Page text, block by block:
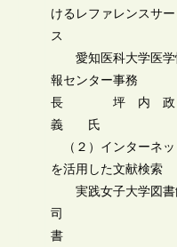
けるレファレンスサ
ス
愛知医科大学医学
報センター事務
長 坪 内
義 氏
（２）インターネッ
を活用した文献検索
実践女子大学図書
司